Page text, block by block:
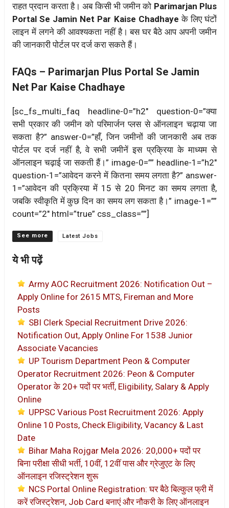
राहत प्रदान करता है। अब किसी भी जमीन को Parimarjan Plus
Portal Se Jamin Net Par Kaise Chadhaye के लिए घंटों
लाइन में लगने की आवश्यकता नहीं है। बस घर बैठे आप अपनी जमीन
की जानकारी पोर्टल पर दर्ज करा सकते हैं।
FAQs – Parimarjan Plus Portal Se Jamin
Net Par Kaise Chadhaye
[sc_fs_multi_faq headline-0=”h2″ question-0=”क्या
सभी प्रकार की जमीन को परिमार्जन प्लस से ऑनलाइन चढ़ाया जा
सकता है?” answer-0=”हाँ, जिन जमीनों की जानकारी अब तक
पोर्टल पर दर्ज नहीं है, वे सभी जमीनें इस प्रक्रिया के माध्यम से
ऑनलाइन चढ़ाई जा सकती हैं।” image-0=”” headline-1=”h2″
question-1=”आवेदन करने में कितना समय लगता है?” answer-
1=”आवेदन की प्रक्रिया में 15 से 20 मिनट का समय लगता है,
जबकि स्वीकृति में कुछ दिन का समय लग सकता है।” image-1=””
count=”2″ html=”true” css_class=””]
Categories Latest Jobs
ये भी पढ़ें
Army AOC Recruitment 2026: Notification Out –
Apply Online for 2615 MTS, Fireman and More
Posts
SBI Clerk Special Recruitment Drive 2026:
Notification Out, Apply Online For 1538 Junior
Associate Vacancies
UP Tourism Department Peon & Computer
Operator Recruitment 2026: Peon & Computer
Operator के 20+ पदों पर भर्ती, Eligibility, Salary & Apply
Online
UPPSC Various Post Recruitment 2026: Apply
Online 10 Posts, Check Eligibility, Vacancy & Last
Date
Bihar Maha Rojgar Mela 2026: 20,000+ पदों पर
बिना परीक्षा सीधी भर्ती, 10वीं, 12वीं पास और ग्रेजुएट के लिए
ऑनलाइन रजिस्ट्रेशन शुरू
NCS Portal Online Registration: घर बैठे बिल्कुल फ्री में
करें रजिस्ट्रेशन, Job Card बनाएं और नौकरी के लिए ऑनलाइन